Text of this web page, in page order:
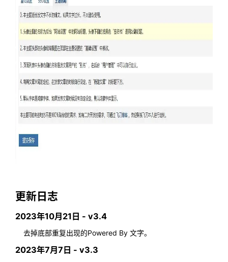
更新日志
2023年10月21日 - v3.4
去掉底部重复出现的Powered By 文字。
2023年7月7日 - v3.3